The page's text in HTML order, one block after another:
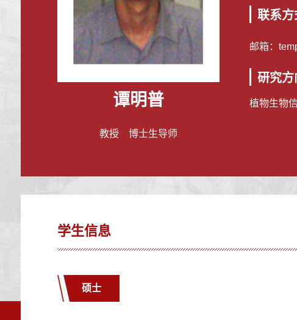
谭明普
教授 博士生导师
联系方
邮箱：
研究方
植物生物
学生信息
硕士